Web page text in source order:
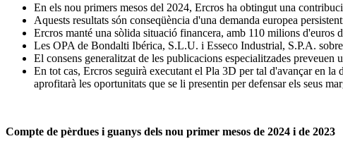
En els nou primers mesos del 2024, Ercros ha obtingut una
Aquests resultats són conseqüència d'una demanda europea
Ercros manté una sòlida situació financera, amb 110 milions d'euros
Les OPA de Bondalti Ibérica, S.L.U. i Esseco Industrial, S.P.A.
El consens generalitzat de les publicacions especialitzades
En tot cas, Ercros seguirà executant el Pla 3D per tal d'avançar en la
aprofitarà les oportunitats que se li presentin per defensar els seus
Compte de pèrdues i guanys dels nou primer mesos de 2024 i de 2023